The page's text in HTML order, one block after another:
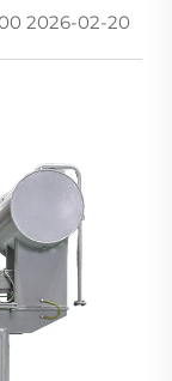
2026-02-20 13:49:00